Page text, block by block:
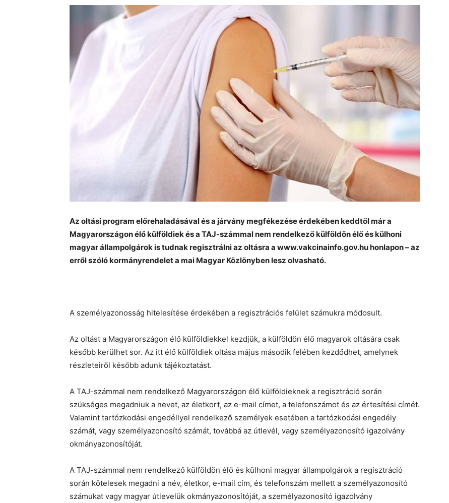
Az oltási program előrehaladásával és a járvány megfékezése érdekében keddtől már a
Magyarországon élő külföldiek és a TAJ-számmal nem rendelkező külföldön élő és külhoni
magyar állampolgárok is tudnak regisztrálni az oltásra a www.vakcinainfo.gov.hu honlapon – az
erről szóló kormányrendelet a mai Magyar Közlönyben lesz olvasható.
A személyazonosság hitelesítése érdekében a regisztrációs felület számukra módosult.
Az oltást a Magyarországon élő külföldiekkel kezdjük, a külföldön élő magyarok oltására csak
később kerülhet sor. Az itt élő külföldiek oltása május második felében kezdődhet, amelynek
részleteiről később adunk tájékoztatást.
A TAJ-számmal nem rendelkező Magyarországon élő külföldieknek a regisztráció során
szükséges megadniuk a nevet, az életkort, az e-mail címet, a telefonszámot és az értesítési címét.
Valamint tartózkodási engedéllyel rendelkező személyek esetében a tartózkodási engedély
számát, vagy személyazonosító számát, továbbá az útlevél, vagy személyazonosító igazolvány
okmányazonosítóját.
A TAJ-számmal nem rendelkező külföldön élő és külhoni magyar állampolgárok a regisztráció
során kötelesek megadni a név, életkor, e-mail cím, és telefonszám mellett a személyazonosító
számukat vagy magyar útlevelük okmányazonosítóját, a személyazonosító igazolvány